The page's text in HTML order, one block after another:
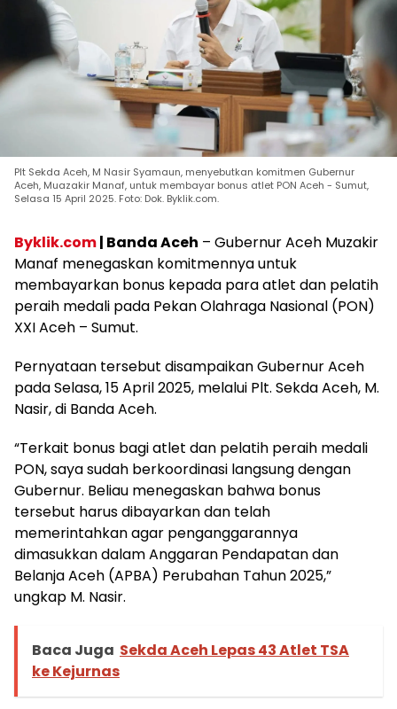
Plt Sekda Aceh, M Nasir Syamaun, menyebutkan komitmen Gubernur
Aceh, Muazakir Manaf, untuk membayar bonus atlet PON Aceh - Sumut,
Selasa 15 April 2025. Foto: Dok. Byklik.com.
Byklik.com| Banda Aceh – Gubernur Aceh Muzakir
Manaf menegaskan komitmennya untuk
membayarkan bonus kepada para atlet dan pelatih
peraih medali pada Pekan Olahraga Nasional (PON)
XXI Aceh – Sumut.
Pernyataan tersebut disampaikan Gubernur Aceh
pada Selasa, 15 April 2025, melalui Plt. Sekda Aceh, M.
Nasir, di Banda Aceh.
“Terkait bonus bagi atlet dan pelatih peraih medali
PON, saya sudah berkoordinasi langsung dengan
Gubernur. Beliau menegaskan bahwa bonus
tersebut harus dibayarkan dan telah
memerintahkan agar penganggarannya
dimasukkan dalam Anggaran Pendapatan dan
Belanja Aceh (APBA) Perubahan Tahun 2025,”
ungkap M. Nasir.
Baca Juga Sekda Aceh Lepas 43 Atlet TSA
ke Kejurnas